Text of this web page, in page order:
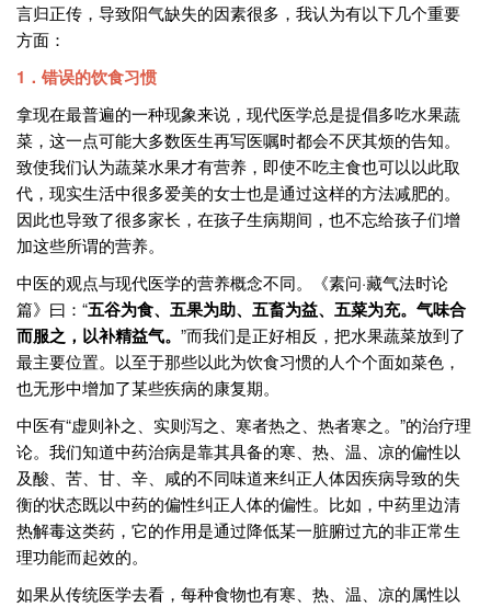
言归正传，导致阳气缺失的因素很多，我认为有以下几个重要
方面：
1．错误的饮食习惯
拿现在最普遍的一种现象来说，现代医学总是提倡多吃水果蔬
菜，这一点可能大多数医生再写医嘱时都会不厌其烦的告知。
致使我们认为蔬菜水果才有营养，即使不吃主食也可以以此取
代，现实生活中很多爱美的女士也是通过这样的方法减肥的。
因此也导致了很多家长，在孩子生病期间，也不忘给孩子们增
加这些所谓的营养。
中医的观点与现代医学的营养概念不同。《素问·藏气法时论
篇》曰：“五谷为食、五果为助、五畜为益、五菜为充。气味合
而服之，以补精益气。 ”而我们是正好相反，把水果蔬菜放到了
最主要位置。以至于那些以此为饮食习惯的人个个面如菜色，
也无形中增加了某些疾病的康复期。
中医有“虚则补之、实则泻之、寒者热之、热者寒之。”的治疗理
论。我们知道中药治病是靠其具备的寒、热、温、凉的偏性以
及酸、苦、甘、辛、咸的不同味道来纠正人体因疾病导致的失
衡的状态既以中药的偏性纠正人体的偏性。比如，中药里边清
热解毒这类药，它的作用是通过降低某一脏腑过亢的非正常生
理功能而起效的。
如果从传统医学去看，每种食物也有寒、热、温、凉的属性以